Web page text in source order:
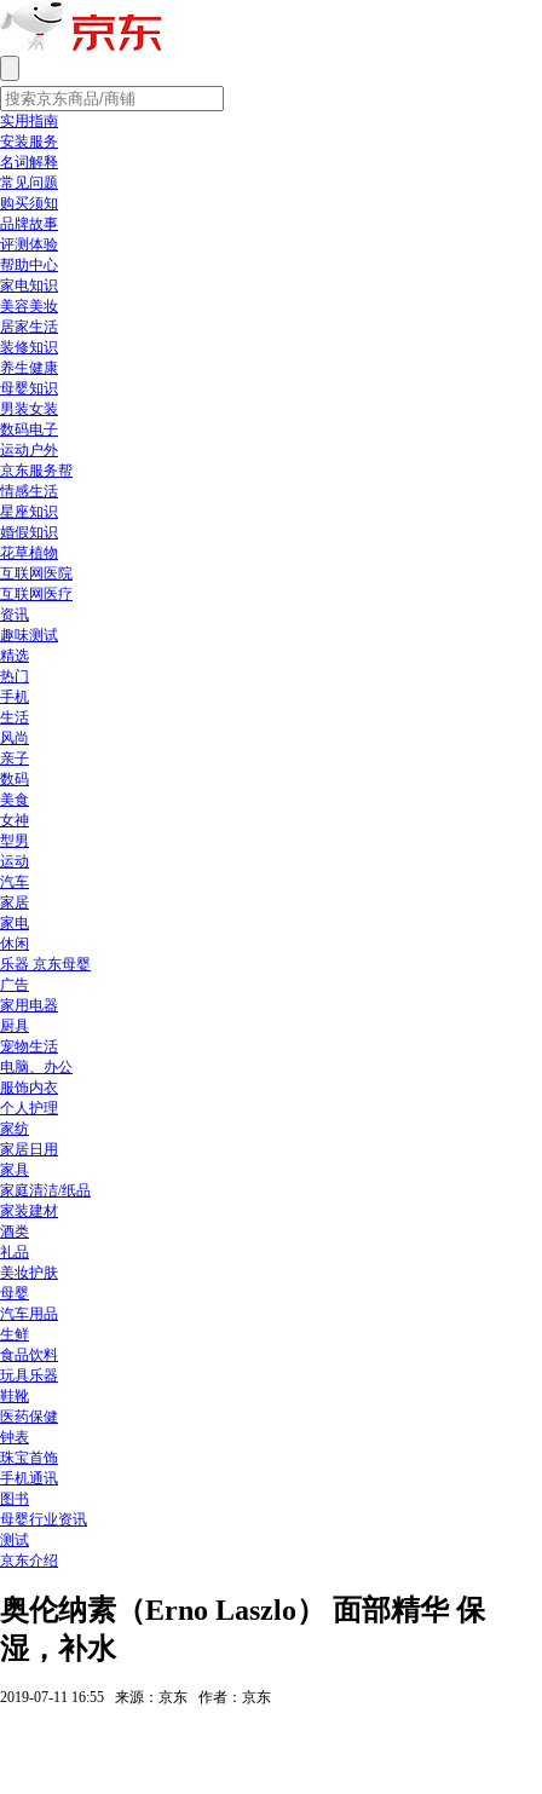
实用指南
安装服务
名词解释
常见问题
购买须知
品牌故事
评测体验
帮助中心
家电知识
美容美妆
居家生活
装修知识
养生健康
母婴知识
男装女装
数码电子
运动户外
京东服务帮
情感生活
星座知识
婚假知识
花草植物
互联网医院
互联网医疗
资讯
趣味测试
精选
热门
手机
生活
风尚
亲子
数码
美食
女神
型男
运动
汽车
家居
家电
休闲
乐器 京东母婴
广告
家用电器
厨具
宠物生活
电脑、办公
服饰内衣
个人护理
家纺
家居日用
家具
家庭清洁/纸品
家装建材
酒类
礼品
美妆护肤
母婴
汽车用品
生鲜
食品饮料
玩具乐器
鞋靴
医药保健
钟表
珠宝首饰
手机通讯
图书
母婴行业资讯
测试
京东介绍
奥伦纳素（Erno Laszlo） 面部精华 保
湿，补水
2019-07-11 16:55 来源：京东 作者：京东